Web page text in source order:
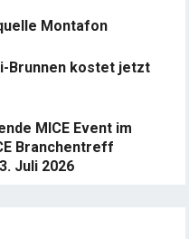
Montafon
Brunnen kostet jetzt
MICE Event im
Branchentreff
Juli 2026